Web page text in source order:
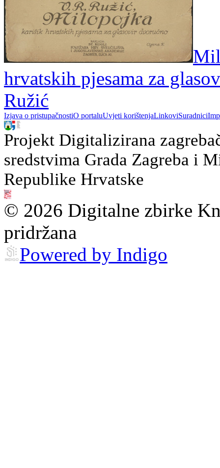
hrvatskih pjesama za
Ružić
Izjava o pristupačnostiO portaluUvjeti korištenjaLinkoviSuradnici
Projekt Digitalizirana
sredstvima Grada Zagreba i
Republike Hrvatske
© 2026 Digitalne zbirke
pridržana
Powered by Indigo